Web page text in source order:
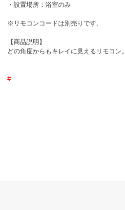
・設置場所：浴室のみ
※リモコンコードは別売りです。
【商品説明】
どの角度からもキレイに見えるリモコン。
#